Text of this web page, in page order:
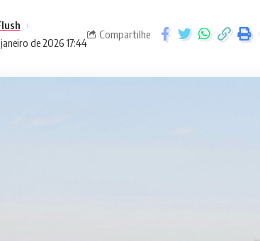
de 2026 17:44
Compartilhe